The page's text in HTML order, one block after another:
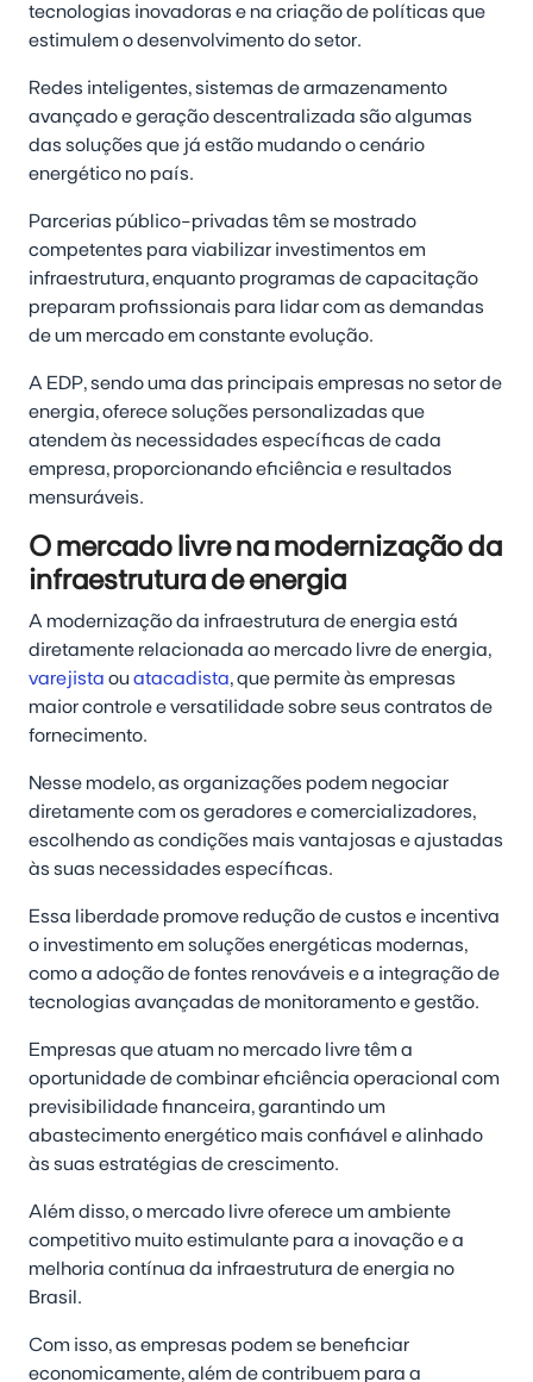
tecnologias inovadoras e na criação de políticas que
estimulem o desenvolvimento do setor.
Redes inteligentes, sistemas de armazenamento
avançado e geração descentralizada são algumas
das soluções que já estão mudando o cenário
energético no país.
Parcerias público-privadas têm se mostrado
competentes para viabilizar investimentos em
infraestrutura, enquanto programas de capacitação
preparam profissionais para lidar com as demandas
de um mercado em constante evolução.
A EDP, sendo uma das principais empresas no setor de
energia, oferece soluções personalizadas que
atendem às necessidades específicas de cada
empresa, proporcionando eficiência e resultados
mensuráveis.
O mercado livre na modernização da
infraestrutura de energia
A modernização da infraestrutura de energia está
diretamente relacionada ao mercado livre de energia,
varejista ou atacadista, que permite às empresas
maior controle e versatilidade sobre seus contratos de
fornecimento.
Nesse modelo, as organizações podem negociar
diretamente com os geradores e comercializadores,
escolhendo as condições mais vantajosas e ajustadas
às suas necessidades específicas.
Essa liberdade promove redução de custos e incentiva
o investimento em soluções energéticas modernas,
como a adoção de fontes renováveis e a integração de
tecnologias avançadas de monitoramento e gestão.
Empresas que atuam no mercado livre têm a
oportunidade de combinar eficiência operacional com
previsibilidade financeira, garantindo um
abastecimento energético mais confiável e alinhado
às suas estratégias de crescimento.
Além disso, o mercado livre oferece um ambiente
competitivo muito estimulante para a inovação e a
melhoria contínua da infraestrutura de energia no
Brasil.
Com isso, as empresas podem se beneficiar
economicamente, além de contribuem para a